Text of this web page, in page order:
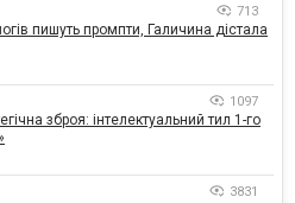
713
пишуть промпти, Галичина дістала
1097
зброя: інтелектуальний тил 1-го
3831